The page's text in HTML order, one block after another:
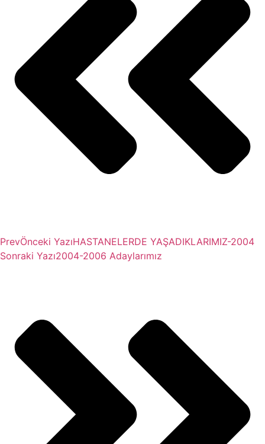
PrevÖnceki YazıHASTANELERDE YAŞADIKLARIMIZ-2004
Sonraki Yazı2004-2006 Adaylarımız